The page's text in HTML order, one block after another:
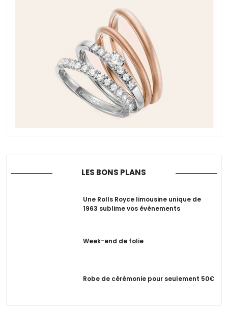
LES BONS PLANS
Une Rolls Royce limousine unique de
1963 sublime vos événements
Week-end de folie
Robe de cérémonie pour seulement 50€